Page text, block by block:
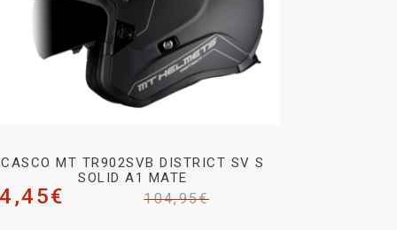
CASCO MT TR902SVB DISTRICT SV S
SOLID A1 MATE
104,95€
€